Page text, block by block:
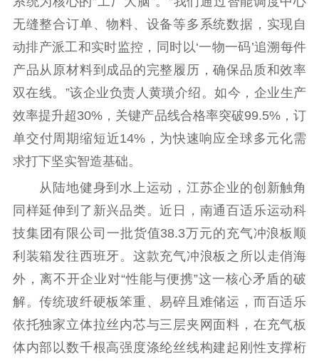
江苏文脉
资料下载
新闻宣传
主题宣传 对外宣传
新闻发布
记者之家
品牌栏目
文化文艺
精品生产
文化交流
体制改革
文化产业
紫金文化艺术节
品牌活动 紫艺舞台
精神文明
文明创建 文明实践
文明培育
先进典型
社会宣传
无缝整合订单、物料、设备等多系统数据，实现自
动排产派工和实时监控，同时以‘一物一码’追溯每件
产品从原材料到成品的完整履历，确保品质和效率
双在线。”该企业负责人黄璜介绍。如今，企业生产
效率提升超30%，关键产品线合格率突破99.5%，订
单交付周期缩短近14%，为快速响应全球多元化需
求打下坚实智造基础。
从陆地健身到水上运动，江苏企业的创新触角
同样延伸到了新兴品类。近日，南通百适乐运动科
技集团有限公司一批货值38.3万元的充气冲浪板顺
利装箱发往西班牙。这款充气冲浪板之所以走俏海
外，离不开企业对“性能与便携”这一核心矛盾的破
解。传统玻纤硬板笨重、易碎且难储运，而百适乐
依托独家立体拉丝内芯与三层夹网面料，在充气板
体内部以数千根高强度涤纶丝线构建起刚性支撑桁